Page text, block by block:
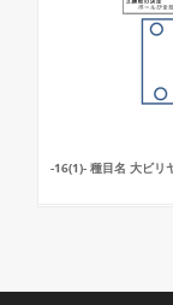
-16(1)- 種目名 大ビリ